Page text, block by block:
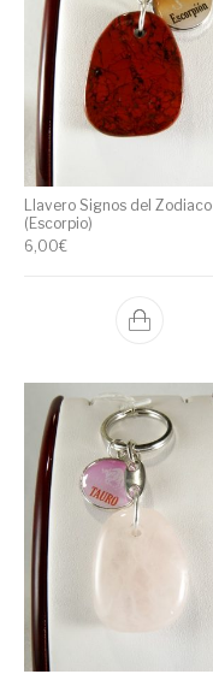
Llavero Signos del Zodiaco
(Escorpio)
6,00€